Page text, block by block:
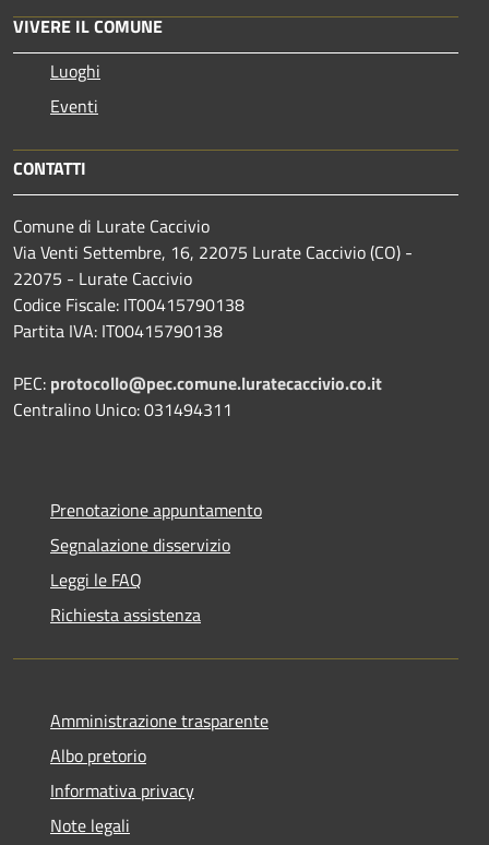
VIVERE IL COMUNE
Luoghi
Eventi
CONTATTI
Comune di Lurate Caccivio
Via Venti Settembre, 16, 22075 Lurate Caccivio (CO) -
22075 - Lurate Caccivio
Codice Fiscale: IT00415790138
Partita IVA: IT00415790138
PEC: protocollo@pec.comune.luratecaccivio.co.it
Centralino Unico: 031494311
Prenotazione appuntamento
Segnalazione disservizio
Leggi le FAQ
Richiesta assistenza
Amministrazione trasparente
Albo pretorio
Informativa privacy
Note legali